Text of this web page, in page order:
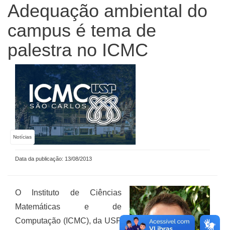
Adequação ambiental do
campus é tema de
palestra no ICMC
Notícias
Data da publicação: 13/08/2013
O Instituto de Ciências
Matemáticas e de
Computação (ICMC), da USP